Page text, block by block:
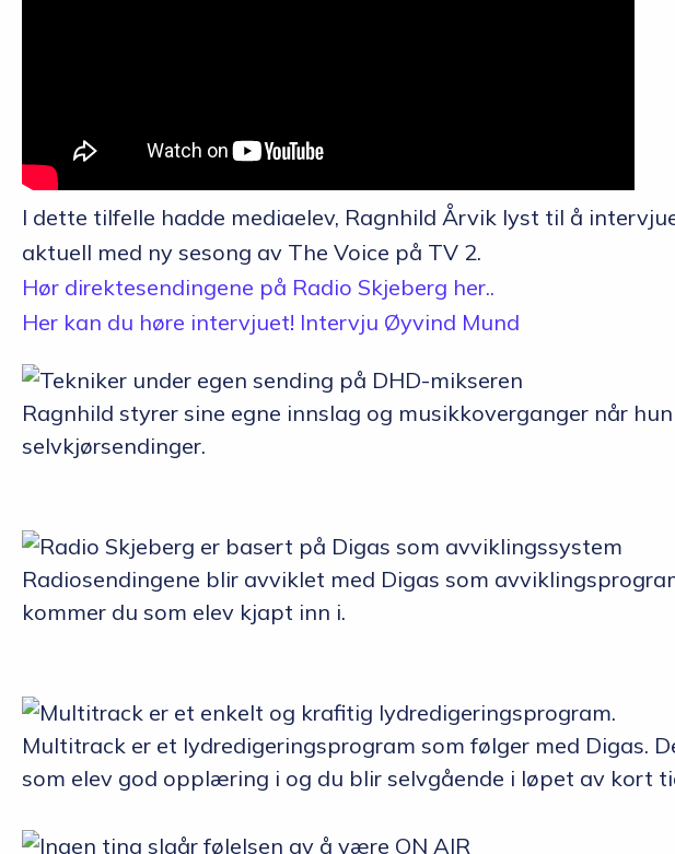
I dette tilfelle hadde mediaelev, Ragnhild Årvik lyst til å
aktuell med ny sesong av The Voice på TV 2.
Hør direktesendingene på Radio Skjeberg her..
Her kan du høre intervjuet! Intervju Øyvind Mund
Ragnhild styrer sine egne innslag og musikkoverganger når
selvkjørsendinger.
Radiosendingene blir avviklet med Digas som
kommer du som elev kjapt inn i.
Multitrack er et lydredigeringsprogram som følger med Digas.
som elev god opplæring i og du blir selvgående i løpet av kort